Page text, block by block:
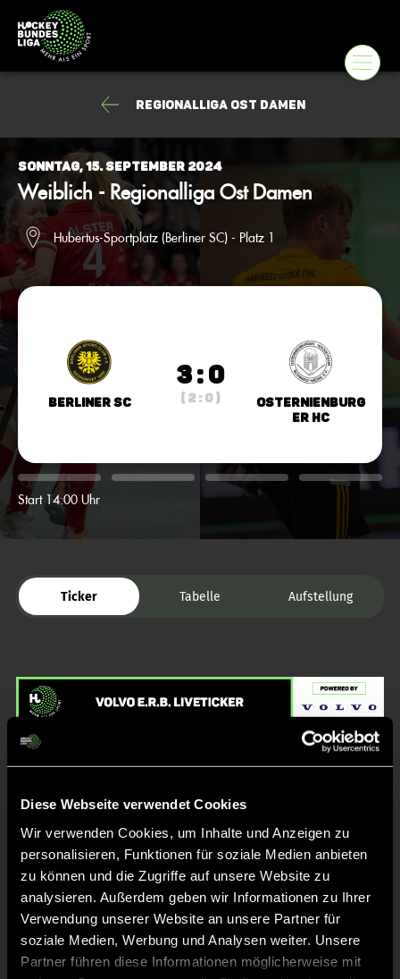
Diese Webseite verwendet Cookies
Wir verwenden Cookies, um Inhalte und Anzeigen zu
personalisieren, Funktionen für soziale Medien anbieten
zu können und die Zugriffe auf unsere Website zu
analysieren. Außerdem geben wir Informationen zu Ihrer
Verwendung unserer Website an unsere Partner für
soziale Medien, Werbung und Analysen weiter. Unsere
Partner führen diese Informationen möglicherweise mit
Regionalliga Ost Damen
Sonntag, 15. September 2024
Weiblich - Regionalliga Ost Damen
Hubertus-Sportplatz (Berliner SC) - Platz 1
Berliner SC
3 : 0
( 2 : 0 )
Osternienburg
er HC
Start 14:00 Uhr
Ticker Tabelle Aufstellung
Abpfiff
Spiel beendet
TOR 3:0, FELDTOR
TOR 2:0, FELDTOR